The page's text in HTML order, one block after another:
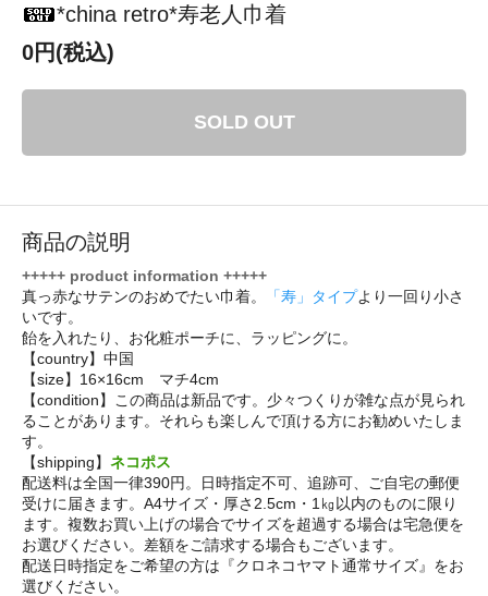
*china retro*寿老人巾着
0円(税込)
SOLD OUT
商品の説明
+++++ product information +++++
真っ赤なサテンのおめでたい巾着。
「寿」タイプより一回り小さ
いです。
飴を入れたり、お化粧ポーチに、ラッピングに。
【country】中国
【size】16×16cm マチ4cm
【condition】この商品は新品です。少々つくりが雑な点が見られ
ることがあります。それらも楽しんで頂ける方にお勧めいたしま
す。
【shipping】 ネコポス
配送料は全国一律390円。日時指定不可、追跡可、ご自宅の郵便
受けに届きます。A4サイズ・厚さ2.5cm・1㎏以内のものに限り
ます。複数お買い上げの場合でサイズを超過する場合は宅急便を
お選びください。差額をご請求する場合もございます。
配送日時指定をご希望の方は『クロネコヤマト通常サイズ』をお
選びください。